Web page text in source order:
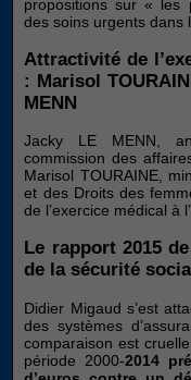
propositions sur « les
des soins urgents dans
Attractivité de
: Marisol
MENN
Jacky LE MENN,
commission des
Marisol TOURAINE,
et des Droits des
de l’exercice médical à
Le rapport 2015
de la sécurité
Didier Migaud s’est
des systèmes
comparaison est
période 2000-2014